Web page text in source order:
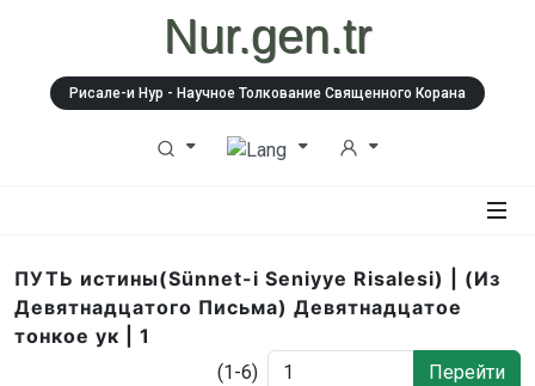
Nur.gen.tr
Рисале-и Нур - Научное Толкование Священного Корана
ПУТЬ истины(Sünnet-i Seniyye Risalesi) | (Из
Девятнадцатого Письма) Девятнадцатое
тонкое ук | 1
(1-6) Перейти